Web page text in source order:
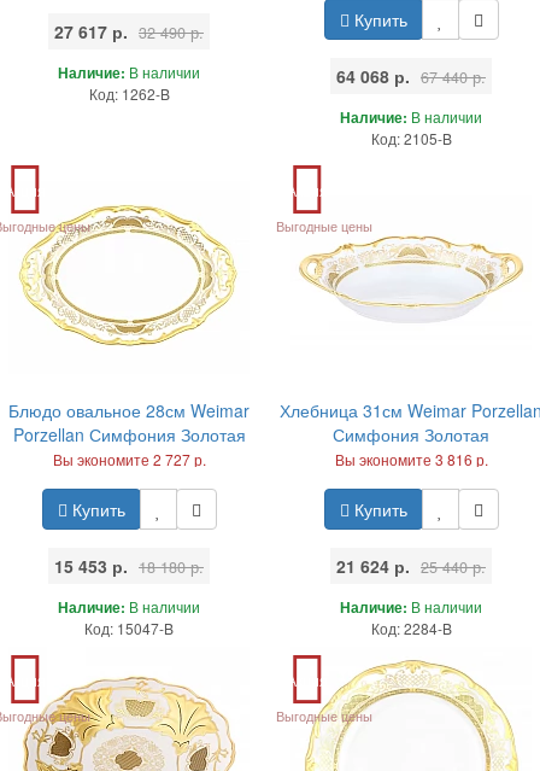
27 617 р. 32 490 р.
Наличие: В наличии
Код: 1262-B
Купить
64 068 р. 67 440 р.
Наличие: В наличии
Код: 2105-B
Акция
цены
Блюдо овальное 28см Weimar
Porzellan Симфония Золотая
Вы экономите 2 727 р.
Купить
15 453 р. 18 180 р.
Наличие: В наличии
Код: 15047-B
Акция
Выгодные цены
Хлебница 31см Weimar
Симфония Золотая
Вы экономите 3 816 р.
Купить
21 624 р. 25 440 р.
Наличие: В наличии
Код: 2284-B
Акция
цены
Акция
Выгодные цены